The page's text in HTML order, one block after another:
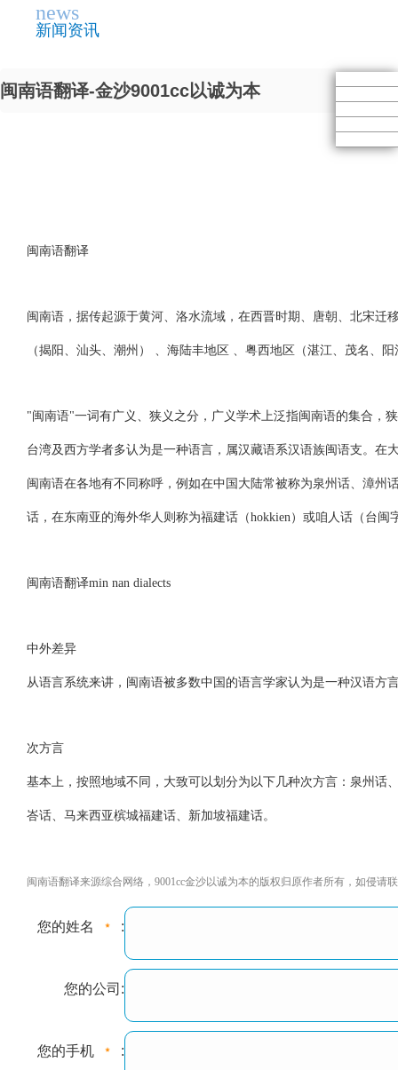
news
新闻资讯
闽南语翻译-金沙9001cc以诚为本
闽南语翻译
闽南语，据传起源于黄河、洛水流域，在西晋时期、唐朝、北宋
（揭阳、汕头、潮州） 、海陆丰地区 、粤西地区（湛江、茂名、
"闽南语"一词有广义、狭义之分，广义学术上泛指闽南语的集合，
台湾及西方学者多认为是一种语言，属汉藏语系汉语族闽语支。在
闽南语在各地有不同称呼，例如在中国大陆常被称为泉州话、漳
话，在东南亚的海外华人则称为福建话（hokkien）或咱人话（台闽
闽南语翻译min nan dialects
中外差异
从语言系统来讲，闽南语被多数中国的语言学家认为是一种汉语
次方言
基本上，按照地域不同，大致可以划分为以下几种次方言：泉州话
峇话、马来西亚槟城福建话、新加坡福建话。
闽南语翻译来源综合网络，9001cc金沙以诚为本的版权归原作者所有，如侵请联
您的姓名 :
您的公司:
您的手机 :